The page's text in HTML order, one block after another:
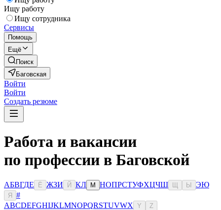
Ищу работу
Ищу сотрудника
Сервисы
Помощь
Ещё
Поиск
Баговская
Войти
Войти
Создать резюме
Работа и вакансии
по профессии в Баговской
АБВГДЕ Ё ЖЗИ Й КЛ М НОПРСТУФХЦЧШ Ы ЭЮ
Я
#
ABCDEFGHIJKLMNOPQRSTUVWX Y Z